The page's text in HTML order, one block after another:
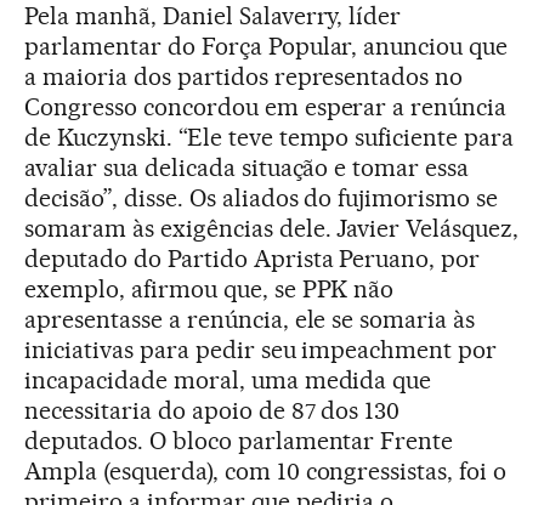
Pela manhã, Daniel Salaverry, líder
parlamentar do Força Popular, anunciou que
a maioria dos partidos representados no
Congresso concordou em esperar a renúncia
de Kuczynski. “Ele teve tempo suficiente para
avaliar sua delicada situação e tomar essa
decisão”, disse. Os aliados do fujimorismo se
somaram às exigências dele. Javier Velásquez,
deputado do Partido Aprista Peruano, por
exemplo, afirmou que, se PPK não
apresentasse a renúncia, ele se somaria às
iniciativas para pedir seu impeachment por
incapacidade moral, uma medida que
necessitaria do apoio de 87 dos 130
deputados. O bloco parlamentar Frente
Ampla (esquerda), com 10 congressistas, foi o